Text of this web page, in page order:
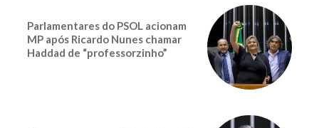
Parlamentares do PSOL acionam
MP após Ricardo Nunes chamar
Haddad de “professorzinho”